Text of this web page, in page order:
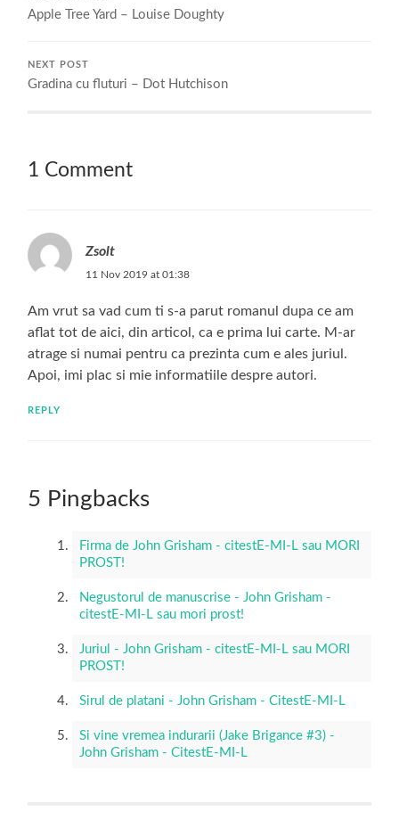
Apple Tree Yard – Louise Doughty
NEXT POST
Gradina cu fluturi – Dot Hutchison
1 Comment
Zsolt
11 Nov 2019 at 01:38
Am vrut sa vad cum ti s-a parut romanul dupa ce am
aflat tot de aici, din articol, ca e prima lui carte. M-ar
atrage si numai pentru ca prezinta cum e ales juriul.
Apoi, imi plac si mie informatiile despre autori.
REPLY
5 Pingbacks
Firma de John Grisham - citestE-MI-L sau MORI
PROST!
Negustorul de manuscrise - John Grisham -
citestE-MI-L sau mori prost!
Juriul - John Grisham - citestE-MI-L sau MORI
PROST!
Sirul de platani - John Grisham - CitestE-MI-L
Si vine vremea indurarii (Jake Brigance #3) -
John Grisham - CitestE-MI-L